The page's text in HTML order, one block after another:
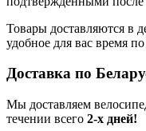
Товары доставляются в
удобное для вас время
Доставка по
Мы доставляем
течении всего 2-х дней!